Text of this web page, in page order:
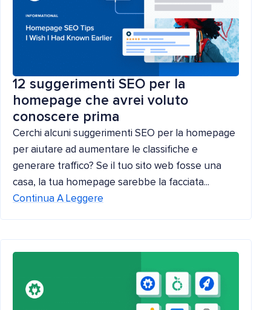
12 suggerimenti SEO per la
homepage che avrei voluto
conoscere prima
Cerchi alcuni suggerimenti SEO per la homepage
per aiutare ad aumentare le classifiche e
generare traffico? Se il tuo sito web fosse una
casa, la tua homepage sarebbe la facciata...
Continua A Leggere